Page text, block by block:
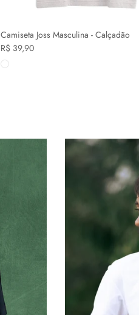
Camiseta Joss Masculina - Calçadão
R$ 39,90